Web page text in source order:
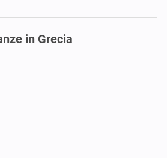
in Grecia